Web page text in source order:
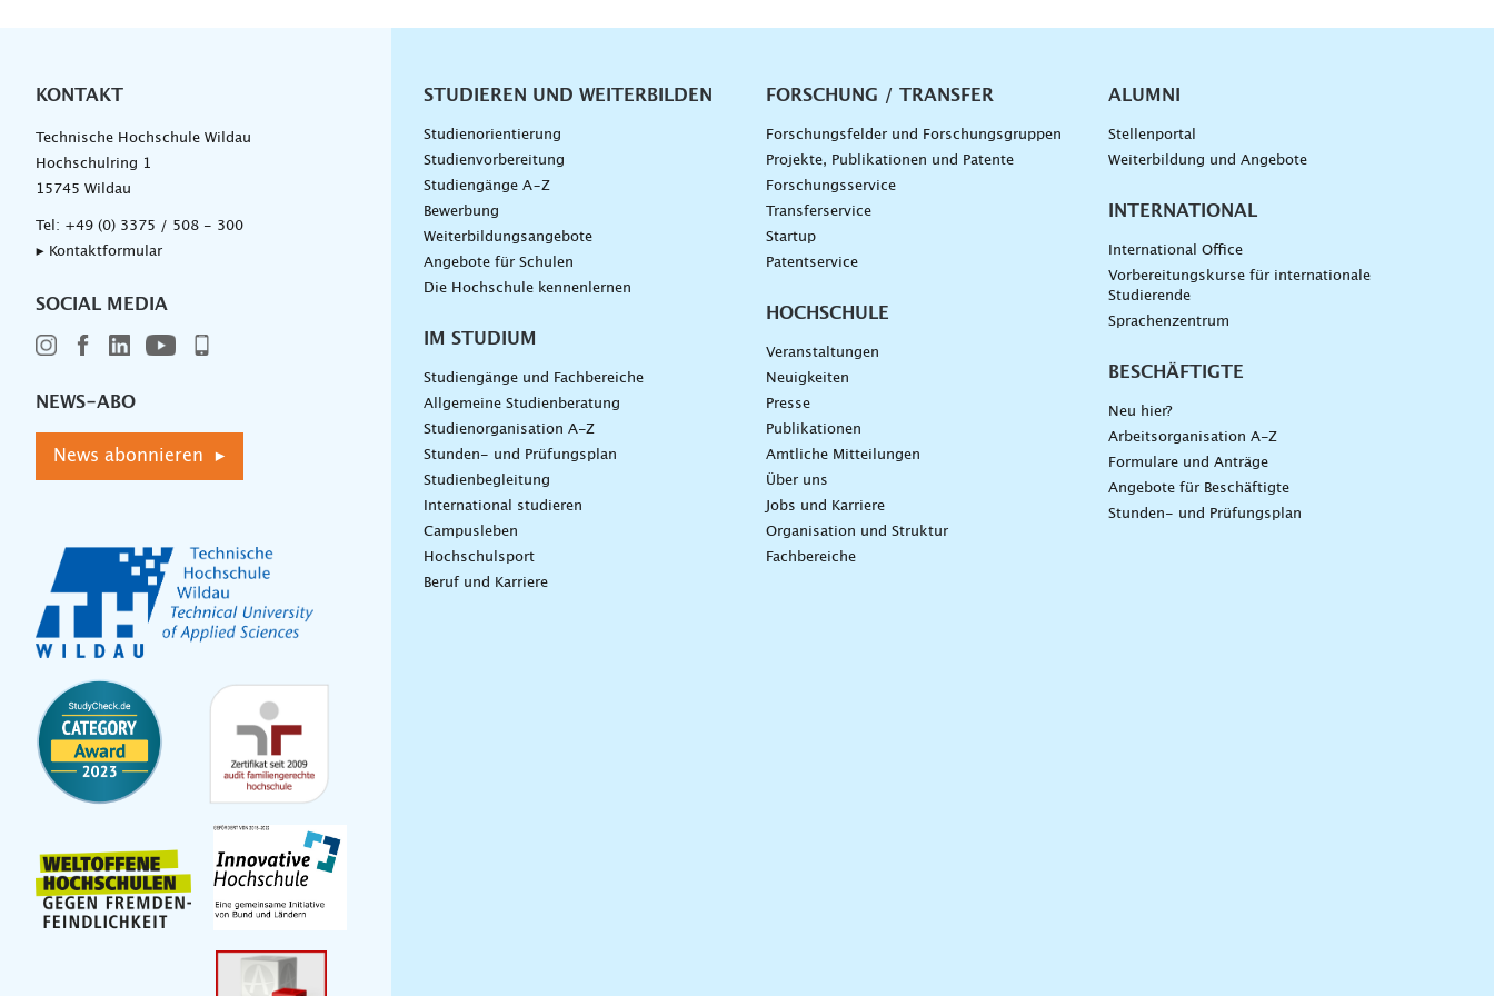
KONTAKT
Technische Hochschule Wildau
Hochschulring 1
15745 Wildau
Tel: +49 (0) 3375 / 508 - 300
▸ Kontaktformular
SOCIAL MEDIA
NEWS-ABO
News abonnieren ▸
Unternavigation
STUDIEREN UND WEITERBILDEN
Studienorientierung
Studienvorbereitung
Studiengänge A–Z
Bewerbung
Weiterbildungsangebote
Angebote für Schulen
Die Hochschule kennenlernen
IM STUDIUM
Studiengänge und Fachbereiche
Allgemeine Studienberatung
Studienorganisation A-Z
Stunden- und Prüfungsplan
Studienbegleitung
International studieren
Campusleben
Hochschulsport
Beruf und Karriere
FORSCHUNG / TRANSFER
Forschungsfelder und Forschungsgruppen
Projekte, Publikationen und Patente
Forschungsservice
Transferservice
Startup
Patentservice
HOCHSCHULE
Veranstaltungen
Neuigkeiten
Presse
Publikationen
Amtliche Mitteilungen
Über uns
Jobs und Karriere
Organisation und Struktur
Fachbereiche
ALUMNI
Stellenportal
Weiterbildung und Angebote
INTERNATIONAL
International Office
Vorbereitungskurse für internationale
Studierende
Sprachenzentrum
BESCHÄFTIGTE
Neu hier?
Arbeitsorganisation A-Z
Formulare und Anträge
Angebote für Beschäftigte
Stunden- und Prüfungsplan